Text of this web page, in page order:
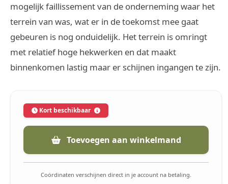
mogelijk faillissement van de onderneming waar het
terrein van was, wat er in de toekomst mee gaat
gebeuren is nog onduidelijk. Het terrein is omringt
met relatief hoge hekwerken en dat maakt
binnenkomen lastig maar er schijnen ingangen te zijn.
Kort beschikbaar
Toevoegen aan winkelmand
Coördinaten verschijnen direct in je account na betaling.